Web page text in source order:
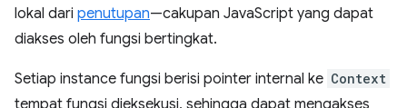
lokal dari penutupan—cakupan JavaScript yang dapat
diakses oleh fungsi bertingkat.
Setiap instance fungsi berisi pointer internal ke Context
tempat fungsi dieksekusi, sehingga dapat mengakses